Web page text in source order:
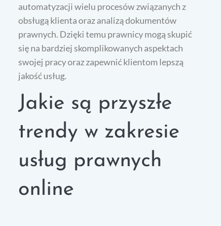
automatyzacji wielu procesów związanych z
obsługą klienta oraz analizą dokumentów
prawnych. Dzięki temu prawnicy mogą skupić
się na bardziej skomplikowanych aspektach
swojej pracy oraz zapewnić klientom lepszą
jakość usług.
Jakie są przyszłe
trendy w zakresie
usług prawnych
online